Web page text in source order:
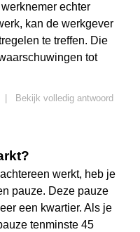
echter
kan de werkgever
te treffen. Die
tot
Bekijk volledig antwoord
werkt, heb je
pauze. Deze pauze
een kwartier. Als je
tenminste 45